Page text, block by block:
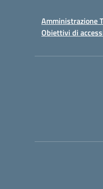
Amministrazione
Obiettivi di